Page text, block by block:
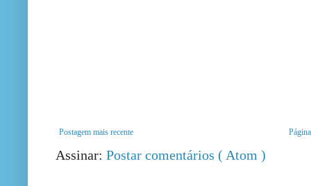
Postagem mais recente
Assinar: Postar comentários ( Atom )